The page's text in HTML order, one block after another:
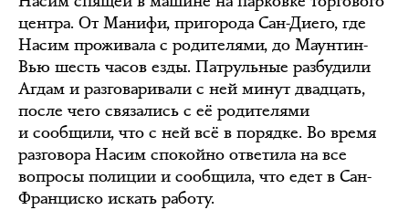
центра. От Манифи, пригорода Сан-Диего, где
Насим проживала с родителями, до Маунтин-
Вью шесть часов езды. Патрульные разбудили
Агдам и разговаривали с ней минут двадцать,
после чего связались с её родителями
и сообщили, что с ней всё в порядке. Во время
разговора Насим спокойно ответила на все
вопросы полиции и сообщила, что едет в Сан-
Франциско искать работу.